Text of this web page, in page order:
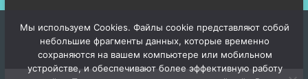
Мы используем Cookies. Файлы cookie представляют собой
небольшие фрагменты данных, которые временно
сохраняются на вашем компьютере или мобильном
устройстве, и обеспечивают более эффективную работу